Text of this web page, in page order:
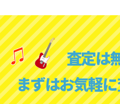
査定は
まずはお気軽